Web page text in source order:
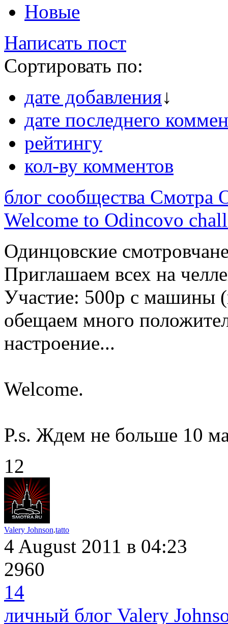
Новые
Написать пост
Сортировать по:
дате добавления↓
дате последнего
рейтингу
кол-ву комментов
блог сообщества Смотра
Welcome to Odincovo
Одинцовские
Приглашаем всех на
Участие: 500р с машины
обещаем много
настроение...
Welcome.
P.s. Ждем не больше 10
12
Valery Johnson.tatto
4 August 2011 в 04:23
2960
14
личный блог Valery